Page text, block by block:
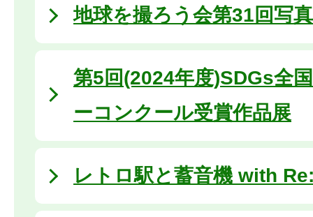
地球を撮ろう会第31回写
第5回(2024年度)SDGs全
ーコンクール受賞作品展
レトロ駅と蓄音機 with